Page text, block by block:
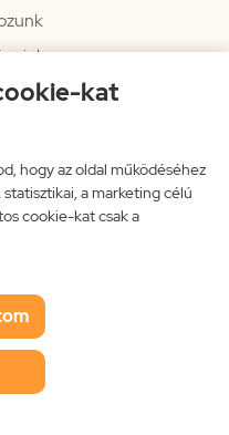
kat
hogy az oldal működéséhez
a marketing célú
cookie-kat csak a
Bt.